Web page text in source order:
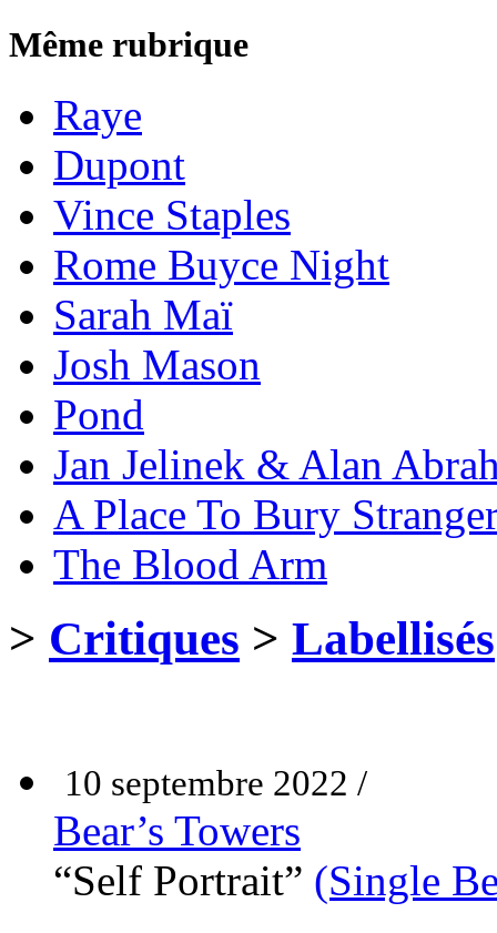
Même rubrique
Raye
Dupont
Vince Staples
Rome Buyce Night
Sarah Maï
Josh Mason
Pond
Jan Jelinek & Alan
A Place To Bury
The Blood Arm
> Critiques > Labellisés
10 septembre 2022 /
Bear’s Towers
“Self Portrait” (Single